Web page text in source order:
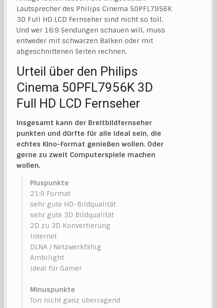
Lautsprecher des Philips Cinema 50PFL7956K
3D Full HD LCD Fernseher sind nicht so toll.
Und wer 16:9 Sendungen schauen will, muss
entweder mit schwarzen Balken oder mit
abgeschnittenen Seiten rechnen.
Urteil über den Philips
Cinema 50PFL7956K 3D
Full HD LCD Fernseher
Insgesamt kann der Breitbildfernseher
punkten und dürfte für alle ideal sein, die
echtes Kino-Format genießen wollen. Oder
gerne zu zweit Computerspiele machen
wollen.
Pluspunkte
21:9 Format
sehr gute HD-Bildqualität
sehr gute 3D Bildqualität
2D zu 3D Konvertierung
Internet
DLNA / Netzwerkfähig
Ambilight
ideal für Gamer
Minuspunkte
Ton nicht ganz überragend